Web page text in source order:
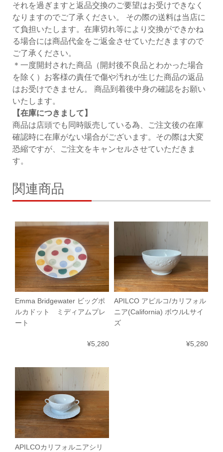
それを過ぎますと返品交換のご要望はお受けできなく
なりますのでご了承ください。 その際の送料は当店に
て負担いたします。在庫切れ等により交換ができかね
る場合には商品代金をご返金させていただきますので
ご了承ください。
＊一度開封された商品（開封後不良品とわかった場合
を除く）お客様の責任で傷や汚れが生じた商品の返品
はお受けできません。 商品到着後中身の確認をお願い
いたします。
【在庫につきまして】
商品は店頭でも同時販売している為、ご注文後の在庫
確認時に在庫がない場合がございます。その際は大変
恐縮ですが、ご注文をキャンセルさせていただきま
す。
関連商品
Emma Bridgewater ビッグポ
ルカドット ミディアムプレ
ート
¥5,280
APILCO アピルコ/カリフォル
ニア(California) ボウルLサイ
ズ
¥5,280
APILCOカリフォルニアシリ